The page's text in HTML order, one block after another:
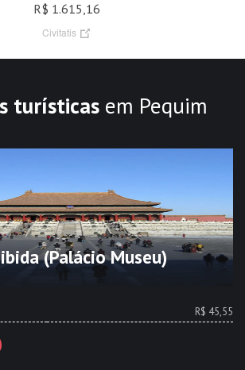
R$ 1.615,16
Civitatis
turísticasem Pequim
(Palácio Museu)
R$ 45,55